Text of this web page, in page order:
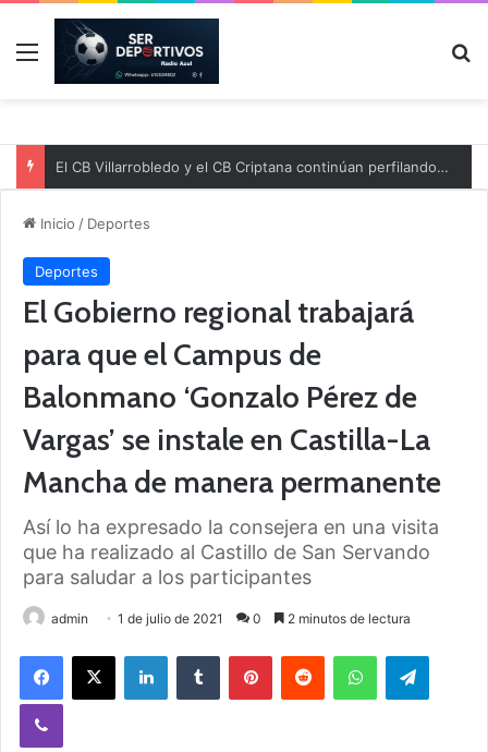
Menú
El CB Villarrobledo y el CB Criptana continúan perfilando sus plantillas
Inicio / Deportes
Deportes
El Gobierno regional trabajará
para que el Campus de
Balonmano ‘Gonzalo Pérez de
Vargas’ se instale en Castilla-La
Mancha de manera permanente
Así lo ha expresado la consejera en una visita
que ha realizado al Castillo de San Servando
para saludar a los participantes
admin 1 de julio de 2021 0 2 minutos de lectura